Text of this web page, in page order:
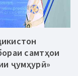
самтҳои
ҷумҳурӣ»